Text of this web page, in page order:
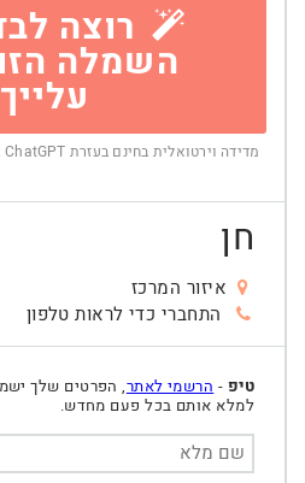
רוצה
השמלה
מדידה וירטואלית בחינם בעזרת ChatGPT או Gemini — בלי לצאת מהבית
חן
איזור המרכז
התחברי כדי לראות טלפון
טיפ - הרשמי לאתר, הפרטים שלך
למלא אותם בכל פעם מחדש.